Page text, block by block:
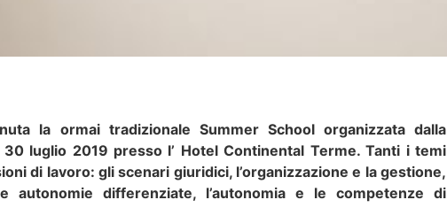
la ormai tradizionale Summer School organizzata dalla
luglio 2019 presso l’ Hotel Continental Terme. Tanti i temi
di lavoro: gli scenari giuridici, l’organizzazione e la gestione,
autonomie differenziate, l’autonomia e le competenze di